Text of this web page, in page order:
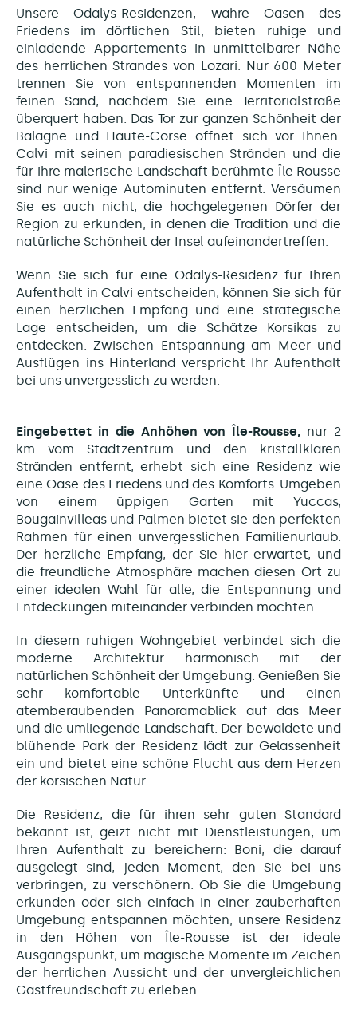
Unsere Odalys-Residenzen, wahre Oasen des
Friedens im dörflichen Stil, bieten ruhige und
einladende Appartements in unmittelbarer Nähe
des herrlichen Strandes von Lozari. Nur 600 Meter
trennen Sie von entspannenden Momenten im
feinen Sand, nachdem Sie eine Territorialstraße
überquert haben. Das Tor zur ganzen Schönheit der
Balagne und Haute-Corse öffnet sich vor Ihnen.
Calvi mit seinen paradiesischen Stränden und die
für ihre malerische Landschaft berühmte Île Rousse
sind nur wenige Autominuten entfernt. Versäumen
Sie es auch nicht, die hochgelegenen Dörfer der
Region zu erkunden, in denen die Tradition und die
natürliche Schönheit der Insel aufeinandertreffen.
Wenn Sie sich für eine Odalys-Residenz für Ihren
Aufenthalt in Calvi entscheiden, können Sie sich für
einen herzlichen Empfang und eine strategische
Lage entscheiden, um die Schätze Korsikas zu
entdecken. Zwischen Entspannung am Meer und
Ausflügen ins Hinterland verspricht Ihr Aufenthalt
bei uns unvergesslich zu werden.
Eingebettet in die Anhöhen von Île-Rousse, nur 2
km vom Stadtzentrum und den kristallklaren
Stränden entfernt, erhebt sich eine Residenz wie
eine Oase des Friedens und des Komforts. Umgeben
von einem üppigen Garten mit Yuccas,
Bougainvilleas und Palmen bietet sie den perfekten
Rahmen für einen unvergesslichen Familienurlaub.
Der herzliche Empfang, der Sie hier erwartet, und
die freundliche Atmosphäre machen diesen Ort zu
einer idealen Wahl für alle, die Entspannung und
Entdeckungen miteinander verbinden möchten.
In diesem ruhigen Wohngebiet verbindet sich die
moderne Architektur harmonisch mit der
natürlichen Schönheit der Umgebung. Genießen Sie
sehr komfortable Unterkünfte und einen
atemberaubenden Panoramablick auf das Meer
und die umliegende Landschaft. Der bewaldete und
blühende Park der Residenz lädt zur Gelassenheit
ein und bietet eine schöne Flucht aus dem Herzen
der korsischen Natur.
Die Residenz, die für ihren sehr guten Standard
bekannt ist, geizt nicht mit Dienstleistungen, um
Ihren Aufenthalt zu bereichern: Boni, die darauf
ausgelegt sind, jeden Moment, den Sie bei uns
verbringen, zu verschönern. Ob Sie die Umgebung
erkunden oder sich einfach in einer zauberhaften
Umgebung entspannen möchten, unsere Residenz
in den Höhen von Île-Rousse ist der ideale
Ausgangspunkt, um magische Momente im Zeichen
der herrlichen Aussicht und der unvergleichlichen
Gastfreundschaft zu erleben.